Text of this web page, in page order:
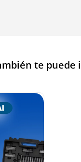
te puede